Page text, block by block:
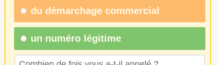
du démarchage commercial
un numéro légitime